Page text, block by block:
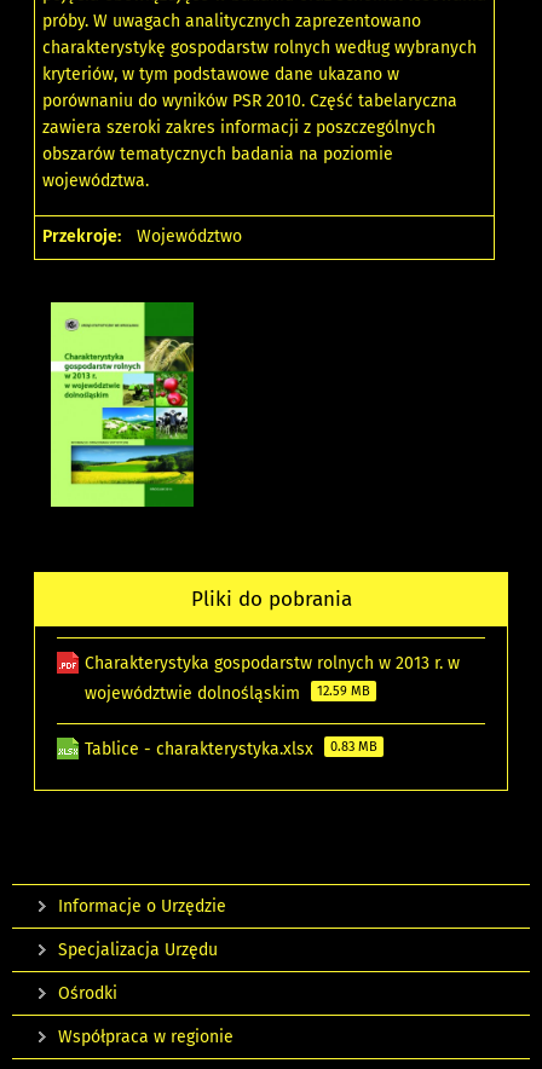
próby. W uwagach analitycznych zaprezentowano
charakterystykę gospodarstw rolnych według wybranych
kryteriów, w tym podstawowe dane ukazano w
porównaniu do wyników PSR 2010. Część tabelaryczna
zawiera szeroki zakres informacji z poszczególnych
obszarów tematycznych badania na poziomie
województwa.
Przekroje: Województwo
Pliki do pobrania
Charakterystyka gospodarstw rolnych w 2013 r. w
województwie dolnośląskim
12.59 MB
Tablice - charakterystyka.xlsx 0.83 MB
Informacje o Urzędzie
Specjalizacja Urzędu
Ośrodki
Współpraca w regionie